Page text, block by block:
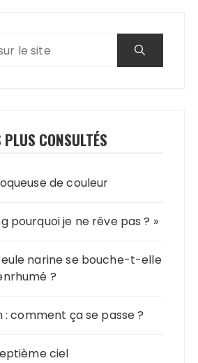
CONSULTÉS
de couleur
pourquoi je ne rêve pas ? »
narine se bouche-t-elle
?
: comment ça se passe ?
ciel